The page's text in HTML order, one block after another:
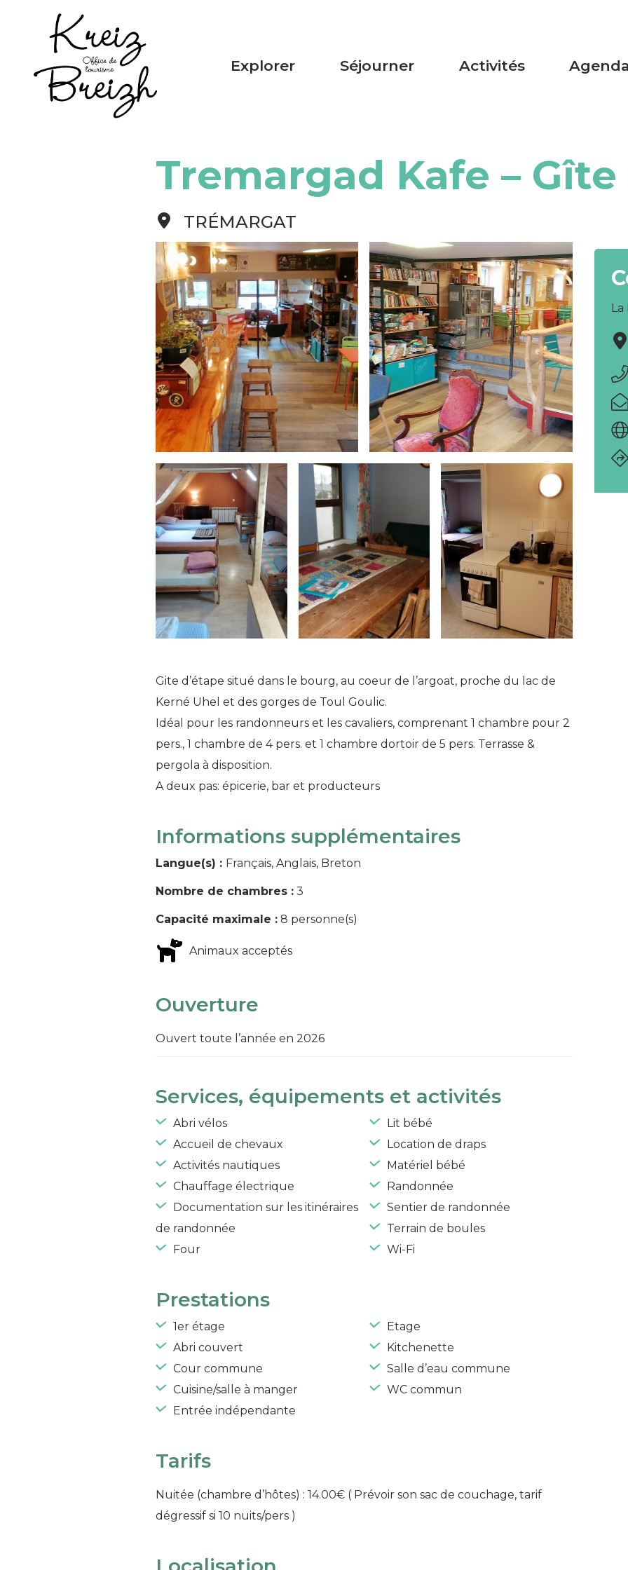
Panneau de gestion des cookies
Explorer Séjourner Activités Agenda
Tremargad Kafe – Gîte
TRÉMARGAT
Gite d’étape situé dans le bourg, au coeur de l’argoat, proche du lac de
Kerné Uhel et des gorges de Toul Goulic.
Idéal pour les randonneurs et les cavaliers, comprenant 1 chambre pour 2
pers., 1 chambre de 4 pers. et 1 chambre dortoir de 5 pers. Terrasse &
pergola à disposition.
A deux pas: épicerie, bar et producteurs
Informations supplémentaires
Langue(s) : Français, Anglais, Breton
Nombre de chambres : 3
Capacité maximale : 8 personne(s)
Animaux acceptés
Ouverture
Ouvert toute l’année en 2026
Services, équipements et activités
Abri vélos
Accueil de chevaux
Activités nautiques
Chauffage électrique
Documentation sur les itinéraires
de randonnée
Four
Lit bébé
Location de draps
Matériel bébé
Randonnée
Sentier de randonnée
Terrain de boules
Wi-Fi
Prestations
1er étage
Abri couvert
Cour commune
Cuisine/salle à manger
Entrée indépendante
Etage
Kitchenette
Salle d’eau commune
WC commun
Tarifs
Nuitée (chambre d’hôtes) : 14.00€ ( Prévoir son sac de couchage, tarif
dégressif si 10 nuits/pers )
La